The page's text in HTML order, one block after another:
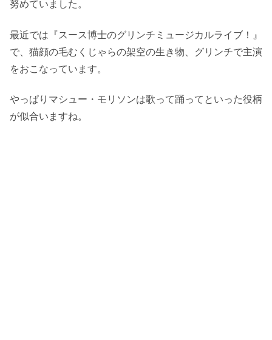
努めていました。
最近では『スース博士のグリンチミュージカルライブ！』
で、猫顔の毛むくじゃらの架空の生き物、グリンチで主演
をおこなっています。
やっぱりマシュー・モリソンは歌って踊ってといった役柄
が似合いますね。